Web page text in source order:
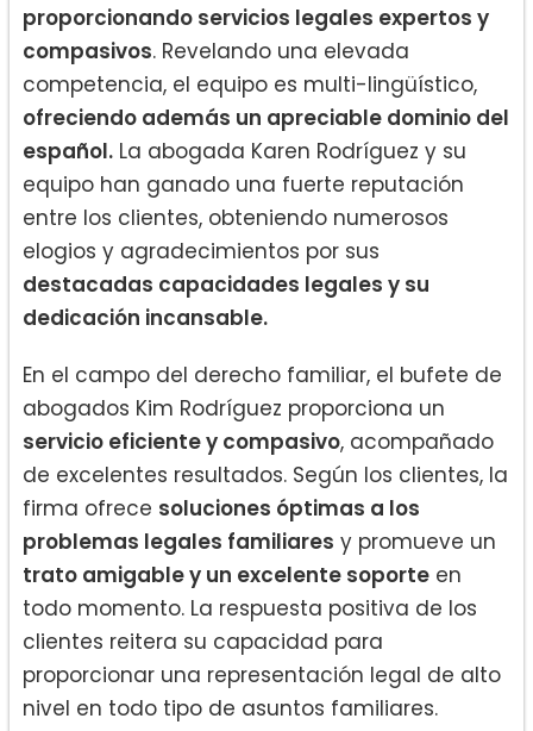
proporcionando servicios legales expertos y
compasivos. Revelando una elevada
competencia, el equipo es multi-lingüístico,
ofreciendo además un apreciable dominio del
español. La abogada Karen Rodríguez y su
equipo han ganado una fuerte reputación
entre los clientes, obteniendo numerosos
elogios y agradecimientos por sus
destacadas capacidades legales y su
dedicación incansable.
En el campo del derecho familiar, el bufete de
abogados Kim Rodríguez proporciona un
servicio eficiente y compasivo, acompañado
de excelentes resultados. Según los clientes, la
firma ofrece soluciones óptimas a los
problemas legales familiares y promueve un
trato amigable y un excelente soporte en
todo momento. La respuesta positiva de los
clientes reitera su capacidad para
proporcionar una representación legal de alto
nivel en todo tipo de asuntos familiares.